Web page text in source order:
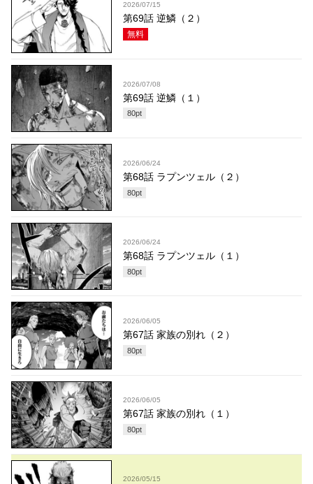
2026/07/15
第69話 逆鱗（２）
無料
2026/07/08
第69話 逆鱗（１）
80pt
2026/06/24
第68話 ラプンツェル（２）
80pt
2026/06/24
第68話 ラプンツェル（１）
80pt
2026/06/05
第67話 家族の別れ（２）
80pt
2026/06/05
第67話 家族の別れ（１）
80pt
2026/05/15